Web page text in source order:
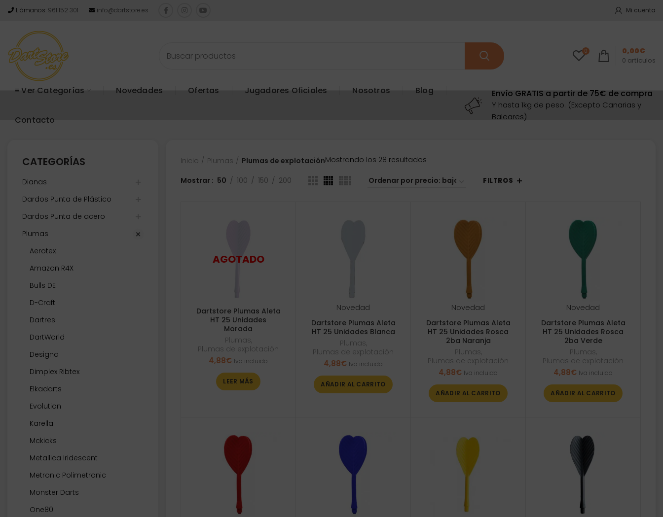
Llámanos: 961 152 301 info@dartstore.es Mi cuenta
0
0 artículos
0,00€
≡ Ver Categorías Novedades Ofertas Jugadores Oficiales Nosotros Blog
Contacto
Envío GRATIS a partir de 75€ de compra
Y hasta 1kg de peso. (Excepto Canarias y
Baleares)
CATEGORÍAS
Dianas
Dardos Punta de Plástico
Dardos Punta de acero
Plumas
Aerotex
Amazon R4X
Bulls DE
D-Craft
Dartres
DartWorld
Designa
Dimplex Ribtex
Elkadarts
Evolution
Karella
Mckicks
Metallica Iridescent
Metronic Polimetronic
Monster Darts
One80
Inicio Plumas Plumas de explotaciónMostrando los 28 resultados
precio:
Mostrar 50 100 150 200 FILTROS
Dartstore Plumas Aleta
HT 25 Unidades
Morada
Plumas,
Plumas de explotación
4,88€ Iva incluido
LEER MÁS
Novedad
Dartstore Plumas Aleta
HT 25 Unidades Blanca
Plumas,
Plumas de explotación
4,88€ Iva incluido
AÑADIR AL CARRITO
Novedad
Dartstore Plumas Aleta
HT 25 Unidades Rosca
2ba Naranja
Plumas,
Plumas de explotación
4,88€ Iva incluido
AÑADIR AL CARRITO
Novedad
Dartstore Plumas Aleta
HT 25 Unidades Rosca
2ba Verde
Plumas,
Plumas de explotación
4,88€ Iva incluido
AÑADIR AL CARRITO